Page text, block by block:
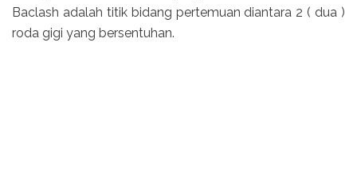
Baclash adalah titik bidang pertemuan diantara 2 ( dua )
roda gigi yang bersentuhan.